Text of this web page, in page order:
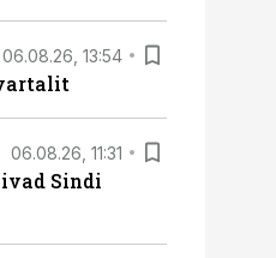
06.08.26, 13:54
06.08.26, 11:31
Sindi